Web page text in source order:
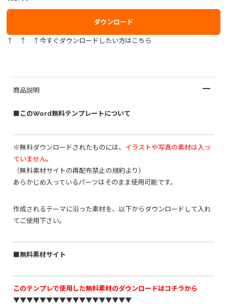
ダウンロード
↑ ↑ ↑今すぐダウンロードしたい方はこちら
商品説明
■このWord無料テンプレートについて
※無料ダウンロードされたものには、 イラストや写真の素材は入っ
ていません。
（無料素材サイトの再配布禁止の規約より）
あらかじめ入っているパーツはそのまま使用可能です。
作成されるテーマに沿った素材を、以下からダウンロードして入れ
てご使用下さい。
■無料素材サイト
このテンプレで使用した無料素材のダウンロードはコチラから
▼▼▼▼▼▼▼▼▼▼▼▼▼▼▼▼▼▼